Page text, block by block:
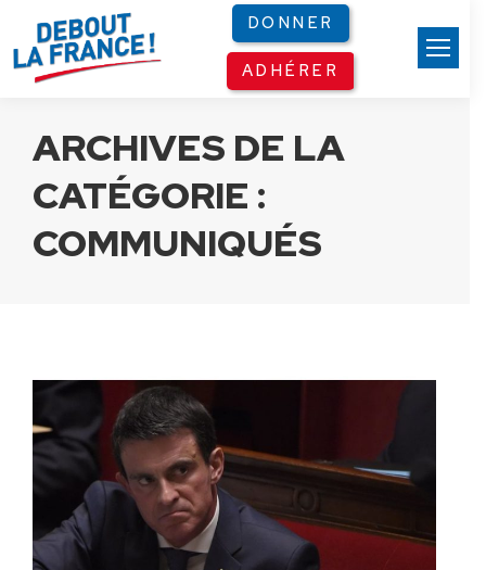
DONNER
ADHÉRER
ARCHIVES DE LA
CATÉGORIE :
COMMUNIQUÉS
Panneau de gestion des cookies